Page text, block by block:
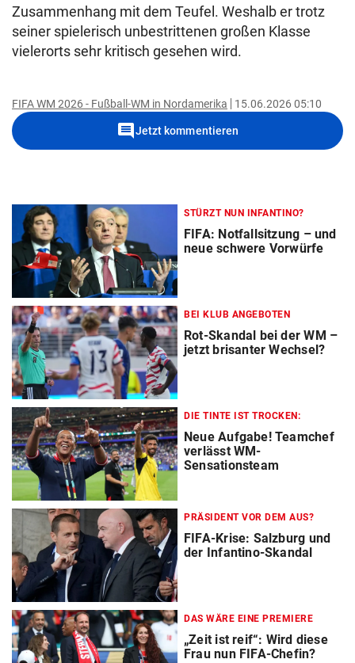
Zusammenhang mit dem Teufel. Weshalb er trotz
seiner spielerisch unbestrittenen großen Klasse
vielerorts sehr kritisch gesehen wird.
FIFA WM 2026 - Fußball-WM in Nordamerika 15.06.2026 05:10
commentJetzt kommentieren
STÜRZT NUN INFANTINO?
FIFA: Notfallsitzung – und
neue schwere Vorwürfe
BEI KLUB ANGEBOTEN
Rot-Skandal bei der WM –
jetzt brisanter Wechsel?
DIE TINTE IST TROCKEN:
Neue Aufgabe! Teamchef
verlässt WM-
Sensationsteam
PRÄSIDENT VOR DEM AUS?
FIFA-Krise: Salzburg und
der Infantino-Skandal
DAS WÄRE EINE PREMIERE
„Zeit ist reif“: Wird diese
Frau nun FIFA-Chefin?